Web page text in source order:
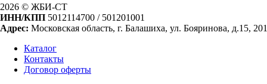
2026 © ЖБИ-СТ
ИНН/КПП 5012114700 / 501201001
Адрес: Московская область, г. Балашиха, ул. Бояринова, д.15, 201
Каталог
Контакты
Договор оферты